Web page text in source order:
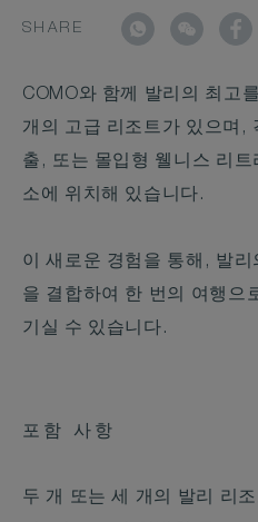
SHARE
COMO와 함께 발리의 최고
개의 고급 리조트가 있으며,
출, 또는 몰입형 웰니스 리
소에 위치해 있습니다.
이 새로운 경험을 통해, 발
을 결합하여 한 번의 여행으
기실 수 있습니다.
포함 사항
두 개 또는 세 개의 발리 리